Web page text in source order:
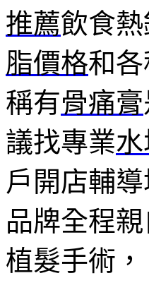
推薦飲食
脂價格和
稱有骨痛膏
議找專業
戶開店輔
品牌全程
植髮手術，